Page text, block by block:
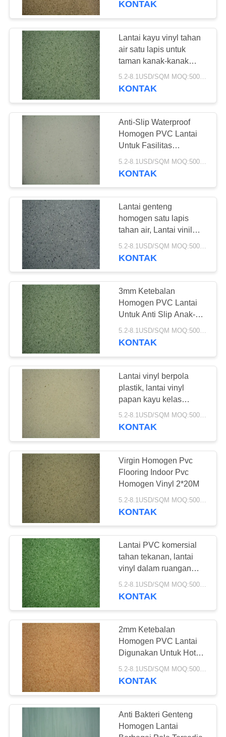
Vinyl Klik System
Flooring
37
Lantai Vinyl Lolos
Lantai Vinyl SPC
26
Lantai vinyl WPC
KONTAK
Lantai kayu vinyl tahan
air satu lapis untuk
taman kanak-kanak
Ketebalan 2mm
5.2-8.1USD/SQM MOQ:500SQM
KONTAK
Anti-Slip Waterproof
Homogen PVC Lantai
Untuk Fasilitas
Perawatan Kesehatan
KONTAK
Lantai genteng
homogen satu lapis
tahan air, Lantai vinil
komersial
5.2-8.1USD/SQM MOQ:500SQM
KONTAK
3mm Ketebalan
Homogen PVC Lantai
Untuk Anti Slip Anak-
anak Play Area
5.2-8.1USD/SQM MOQ:500SQM
KONTAK
Lantai vinyl berpola
plastik, lantai vinyl
papan kayu kelas
komersial
5.2-8.1USD/SQM MOQ:500SQM
KONTAK
Virgin Homogen Pvc
Flooring Indoor Pvc
Homogen Vinyl 2*20M
KONTAK
Lantai PVC komersial
tahan tekanan, lantai
vinyl dalam ruangan
ketahanan tinggi
KONTAK
2mm Ketebalan
Homogen PVC Lantai
Digunakan Untuk Hotel /
Perpustakaan / Sekolah
5.2-8.1USD/SQM MOQ:500SQM
KONTAK
Anti Bakteri Genteng
Homogen Lantai